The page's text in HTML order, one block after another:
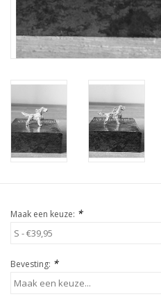
Maak een keuze: *
Bevesting: *